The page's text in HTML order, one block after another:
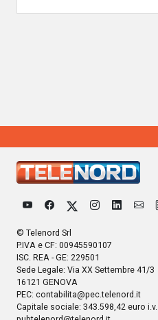
© Telenord Srl
P.IVA e CF: 00945590107
ISC. REA - GE: 229501
Sede Legale: Via XX Settembre 41/3
16121 GENOVA
PEC: contabilita@pec.telenord.it
Capitale sociale: 343.598,42 euro i.v.